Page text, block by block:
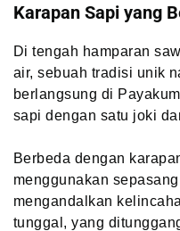
Karapan Sapi yang
Di tengah hamparan
air, sebuah tradisi unik
berlangsung di
sapi dengan satu joki
Berbeda dengan
menggunakan
mengandalkan
tunggal, yang